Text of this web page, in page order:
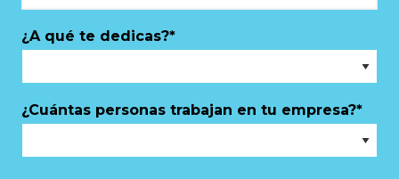
¿A qué te dedicas?*
¿Cuántas personas trabajan en tu empresa?*